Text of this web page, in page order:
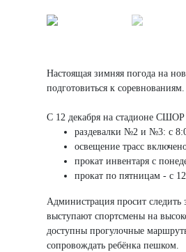
Настоящая зимняя погода на
подготовиться к соревнованиям.
С 12 декабря на стадионе СШОР
раздевалки №2 и №3: с
освещение трасс
прокат инвентаря с
прокат по пятницам - с
Администрация просит
выступают спортсмены на
доступны прогулочные
сопровождать ребёнка пешком.